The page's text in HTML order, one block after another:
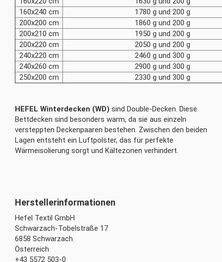
160x240 cm
1780 g und 200 g
200x200 cm
1860 g und 200 g
200x210 cm
1950 g und 200 g
200x220 cm
2050 g und 200 g
240x220 cm
2460 g und 300 g
240x260 cm
2900 g und 300 g
250x200 cm
2330 g und 300 g
HEFEL Winterdecken (WD) sind Double-Decken. Diese
Bettdecken sind besonders warm, da sie aus einzeln
versteppten Deckenpaaren bestehen. Zwischen den beiden
Lagen entsteht ein Luftpolster, das für perfekte
Wärmeisolierung sorgt und Kältezonen verhindert.
Hefel Textil GmbH
Schwarzach-Tobelstraße 17
6858 Schwarzach
Österreich
+43 5572 503-0